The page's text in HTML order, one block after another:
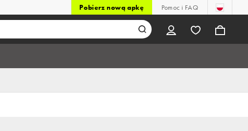
Pobierz nową apkę Pomoc i FAQ